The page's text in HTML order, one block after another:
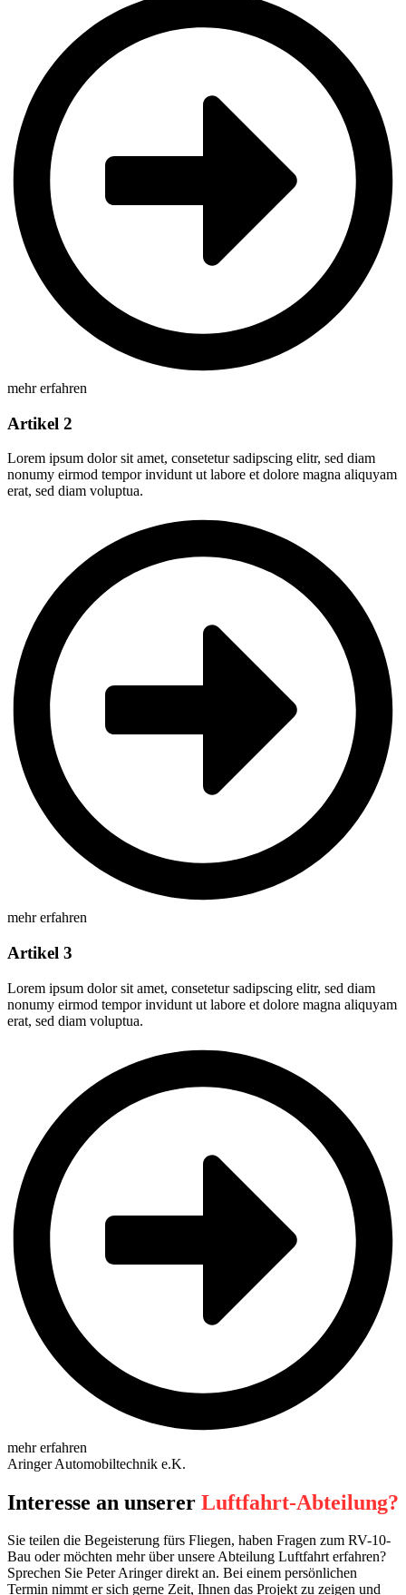
mehr erfahren
Artikel 2
Lorem ipsum dolor sit amet, consetetur sadipscing elitr, sed diam
nonumy eirmod tempor invidunt ut labore et dolore magna aliquyam
erat, sed diam voluptua.
mehr erfahren
Artikel 3
Lorem ipsum dolor sit amet, consetetur sadipscing elitr, sed diam
nonumy eirmod tempor invidunt ut labore et dolore magna aliquyam
erat, sed diam voluptua.
mehr erfahren
Aringer Automobiltechnik e.K.
Interesse an unserer Luftfahrt-Abteilung?
Sie teilen die Begeisterung fürs Fliegen, haben Fragen zum RV-10-
Bau oder möchten mehr über unsere Abteilung Luftfahrt erfahren?
Sprechen Sie Peter Aringer direkt an. Bei einem persönlichen
Termin nimmt er sich gerne Zeit, Ihnen das Projekt zu zeigen und